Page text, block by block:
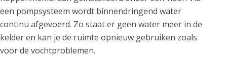
een pompsysteem wordt binnendringend water
continu afgevoerd. Zo staat er geen water meer in de
kelder en kan je de ruimte opnieuw gebruiken zoals
voor de vochtproblemen.